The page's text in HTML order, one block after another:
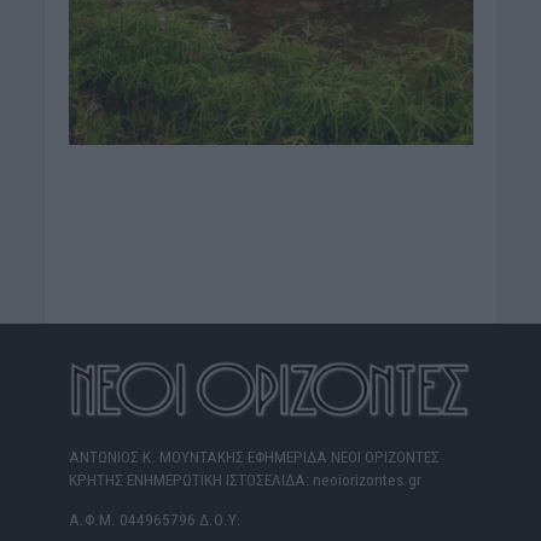
ΑΝΤΩΝΙΟΣ Κ. ΜΟΥΝΤΑΚΗΣ ΕΦΗΜΕΡΙΔΑ ΝΕΟΙ ΟΡΙΖΟΝΤΕΣ
ΚΡΗΤΗΣ ΕΝΗΜΕΡΩΤΙΚΗ ΙΣΤΟΣΕΛΙΔΑ: neoiorizontes.gr
Α.Φ.Μ. 044965796 Δ.Ο.Υ.